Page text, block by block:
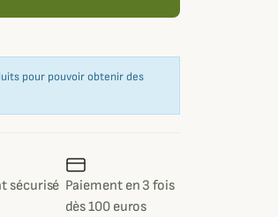
pour pouvoir obtenir des
sécurisé Paiement en 3 fois
dès 100 euros